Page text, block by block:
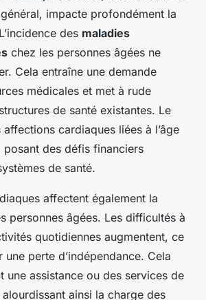
impacte profondément la
des maladies
chez les personnes âgées ne
Cela entraîne une demande
médicales et met à rude
de santé existantes. Le
cardiaques liées à l’âge
des défis financiers
de santé.
affectent également la
personnes âgées. Les difficultés à
quotidiennes augmentent, ce
perte d’indépendance. Cela
une assistance ou des services de
ainsi la charge des